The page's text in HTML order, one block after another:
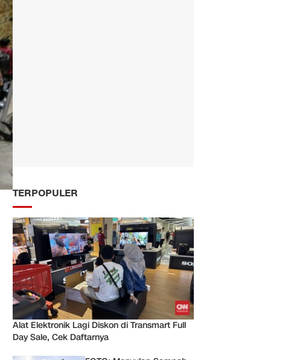
TERPOPULER
Alat Elektronik Lagi Diskon di Transmart Full
Day Sale, Cek Daftarnya